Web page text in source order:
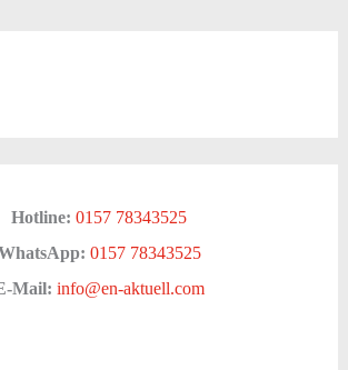
Hotline: 0157 78343525
0157 78343525
Mail: info@en-aktuell.com